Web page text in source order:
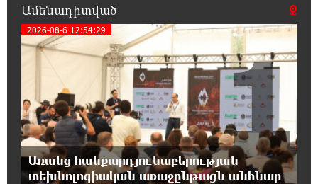
Երևանում անցկացվել է հաշմանդամություն
ունեցող անձանց միջազգային մարզական
փառատոն
18:02:58 8-08-2026
Դմիտրի Մեդվեդև. Արևմուտքի
քաղաքականությունը Հայաստանի
նկատմամբ կրկնում է վրացական սցենարը
17:36:59 8-08-2026
Ադրբեջանցիների բնակեցումը
Ամենադիտված
2026-08-6 12:54:29
Առանց հանքարդյունաբերության
տեխնոլոգիական առաջընթացն անհնար
1